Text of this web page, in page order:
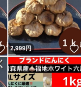
いいね！
2,999円